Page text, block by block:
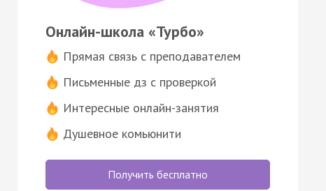
Онлайн-школа «Турбо»
Прямая связь с преподавателем
Письменные дз с проверкой
Интересные онлайн-занятия
Душевное комьюнити
Получить бесплатно